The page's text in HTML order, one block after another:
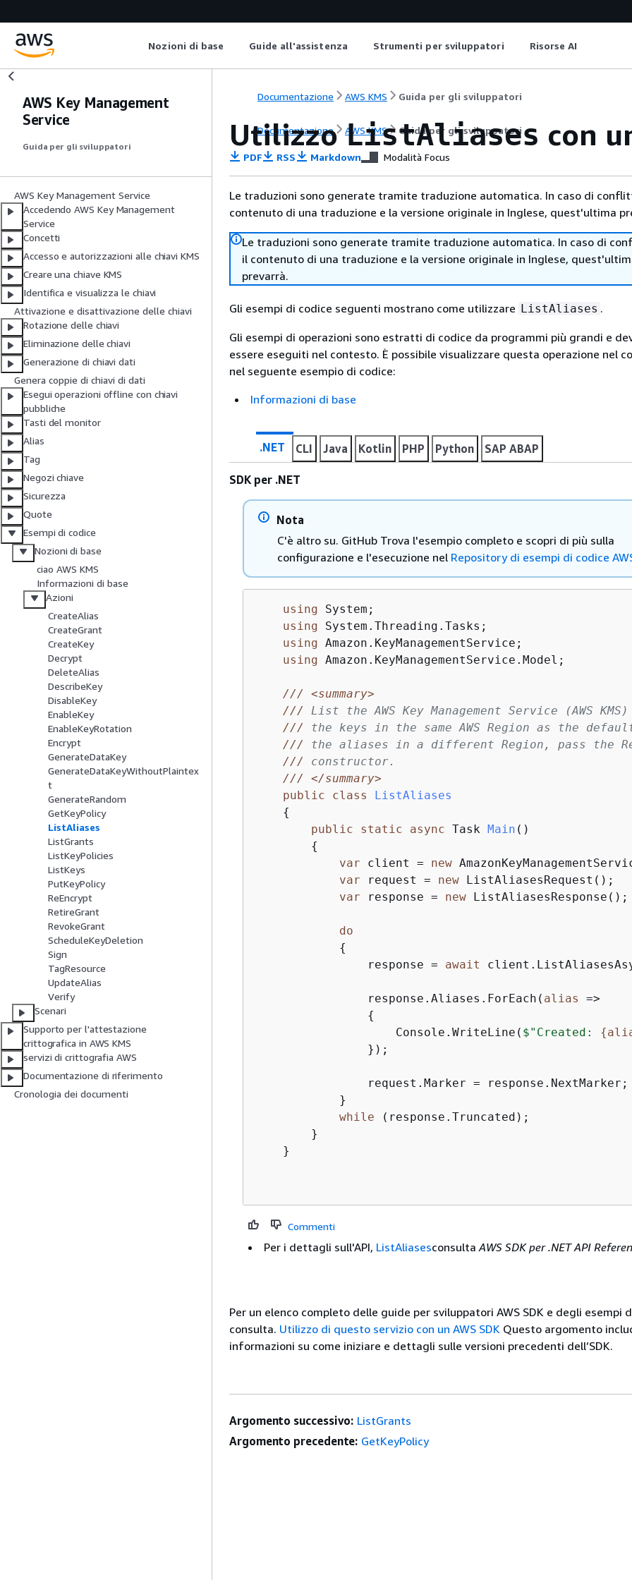
Nozioni di base Guide all'assistenza Strumenti per sviluppatori Risorse AI
AWS Key Management
Service
Guida per gli sviluppatori
AWS Key Management Service
Accedendo AWS Key Management
Service
Concetti
Accesso e autorizzazioni alle chiavi KMS
Creare una chiave KMS
Identifica e visualizza le chiavi
Attivazione e disattivazione delle chiavi
Rotazione delle chiavi
Eliminazione delle chiavi
Generazione di chiavi dati
Genera coppie di chiavi di dati
Esegui operazioni offline con chiavi
pubbliche
Tasti del monitor
Alias
Tag
Negozi chiave
Sicurezza
Quote
Esempi di codice
Nozioni di base
ciao AWS KMS
Informazioni di base
Azioni
CreateAlias
CreateGrant
CreateKey
Decrypt
DeleteAlias
DescribeKey
DisableKey
EnableKey
EnableKeyRotation
Encrypt
GenerateDataKey
GenerateDataKeyWithoutPlaintex
t
GenerateRandom
GetKeyPolicy
ListAliases
ListGrants
ListKeyPolicies
ListKeys
PutKeyPolicy
ReEncrypt
RetireGrant
RevokeGrant
ScheduleKeyDeletion
Sign
TagResource
UpdateAlias
Verify
Scenari
Supporto per l'attestazione
crittografica in AWS KMS
servizi di crittografia AWS
Documentazione di riferimento
Cronologia dei documenti
Documentazione AWS KMS Guida per gli sviluppatori
Documentazione AWS KMS Guida per gli sviluppatori
UtilizzoListAliases con
PDF RSS Markdown Modalità Focus
Le traduzioni sono generate tramite traduzione automatica. In caso di
contenuto di una traduzione e la versione originale in Inglese, quest'ultima
Le traduzioni sono generate tramite traduzione automatica. In caso di
il contenuto di una traduzione e la versione originale in Inglese,
prevarrà.
Gli esempi di codice seguenti mostrano come utilizzare ListAliases .
Gli esempi di operazioni sono estratti di codice da programmi più grandi e
essere eseguiti nel contesto. È possibile visualizzare questa operazione nel
nel seguente esempio di codice:
Informazioni di base
.NET CLI Java Kotlin PHP Python SAP ABAP
SDK per .NET
Nota
C'è altro su. GitHub Trova l'esempio completo e scopri di più sulla
configurazione e l'esecuzione nel Repository di esempi di codice
using System;
using System.Threading.Tasks;
using Amazon.KeyManagementService;
using Amazon.KeyManagementService.Model;
///
<summary>
/// List the AWS Key Management Service (AWS
/// the keys in the same AWS Region as the
/// the aliases in a different Region, pass the
/// constructor.
///
</summary>
public
class
ListAliases
{
public
static async Task Main ( )
{
var client = new
var request = new ListAliasesRequest();
var response = new ListAliasesResponse();
do
{
                response =
await
                response.Aliases.ForEach(
alias =>
{
                    Console.WriteLine(
$"Created: {
                });
                request.Marker = response.NextMarker;
            }
while (response.Truncated);
        }
    }
Commenti
Per i dettagli sull'API, ListAliasesconsultaAWS SDK per .NET API
Per un elenco completo delle guide per sviluppatori AWS SDK e degli esempi
consulta. Utilizzo di questo servizio con un AWS SDK Questo argomento
informazioni su come iniziare e dettagli sulle versioni precedenti dell’SDK.
Argomento successivo: ListGrants
Argomento precedente: GetKeyPolicy